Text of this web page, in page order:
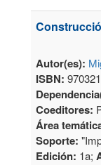
Autor(es):
ISBN:
Coeditores:
Área
Soporte:
Edición: 1a;